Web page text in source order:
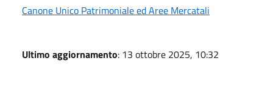
Canone Unico Patrimoniale ed Aree Mercatali
Ultimo aggiornamento: 13 ottobre 2025, 10:32